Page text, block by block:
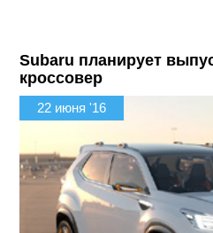
Subaru планирует
кроссовер
22 июня '16